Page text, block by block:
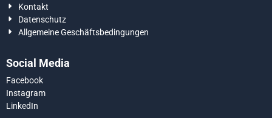
Kontakt
Datenschutz
Allgemeine Geschäftsbedingungen
Social Media
Facebook
Instagram
LinkedIn